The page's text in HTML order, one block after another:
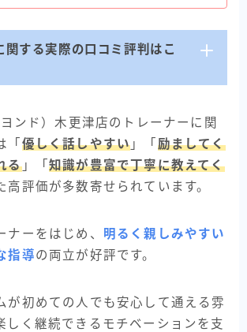
関する実際の口コミ評判はこ
ンド）木更津店のトレーナーに関
「 優しく話しやすい 」「 励ましてく
る」「知識が豊富で丁寧に教えてく
高評価が多数寄せられています。
ナーをはじめ、 明るく親しみやすい
指導の両立が好評です。
が初めての人でも安心して通える雰
しく継続できるモチベーションを支